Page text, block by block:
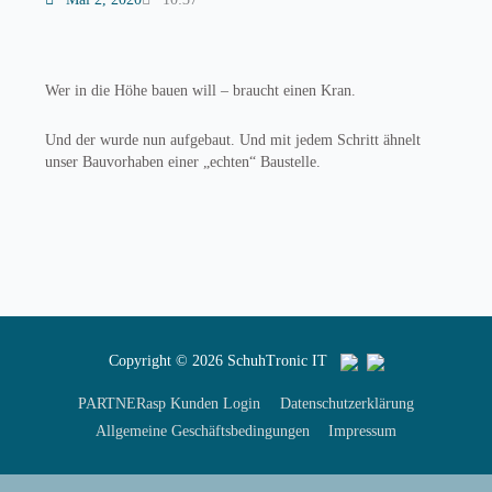
Wer in die Höhe bauen will – braucht einen Kran.
Und der wurde nun aufgebaut. Und mit jedem Schritt ähnelt
unser Bauvorhaben einer „echten“ Baustelle.
Copyright © 2026 SchuhTronic IT
PARTNERasp Kunden Login
Datenschutzerklärung
Allgemeine Geschäftsbedingungen
Impressum